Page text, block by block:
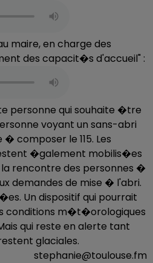
maire, en charge des
des capacit�s d'accueil" :
personne qui souhaite �tre
voyant un sans-abri
composer le 115. Les
�galement mobilis�es
rencontre des personnes �
demandes de mise � l'abri.
Un dispositif qui pourrait
conditions m�t�orologiques
qui reste en alerte tant
glaciales.
stephanie@toulouse.fm